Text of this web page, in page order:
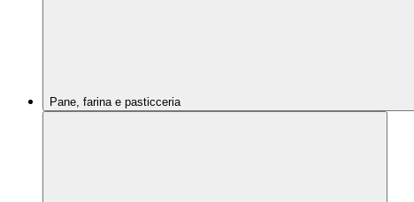
Pane, farina e pasticceria